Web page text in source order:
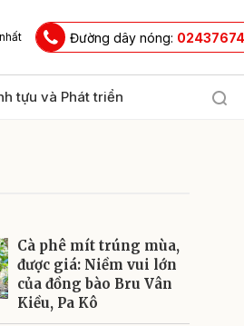
Đường dây nóng:
tựu và Phát triển
Cà phê mít trúng mùa,
được giá: Niềm vui lớn
của đồng bào Bru Vân
Kiều, Pa Kô